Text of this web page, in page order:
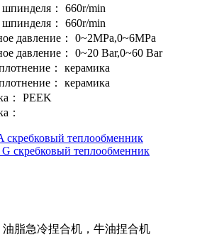
：
660r/min
：
660r/min
давление：
0~2MPa,0~6MPa
давление：
0~20 Bar,0~60 Bar
：
керамика
：
керамика
：
PEEK
：
скребковый теплообменник
скребковый теплообменник